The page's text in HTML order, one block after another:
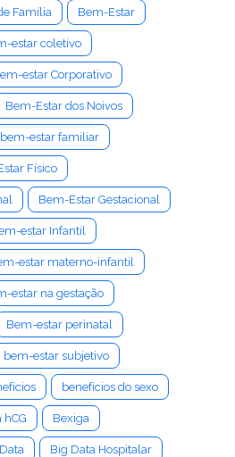
Família Bem-Estar
estar coletivo
estar Corporativo
Bem-Estar dos Noivos
bem-estar familiar
Físico
Bem-Estar Gestacional
estar Infantil
estar materno-infantil
estar na gestação
Bem-estar perinatal
bem-estar subjetivo
benefícios do sexo
hCG Bexiga
Big Data Hospitalar